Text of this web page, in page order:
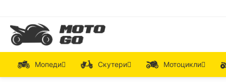
Мопеди Скутери Мотоцикли